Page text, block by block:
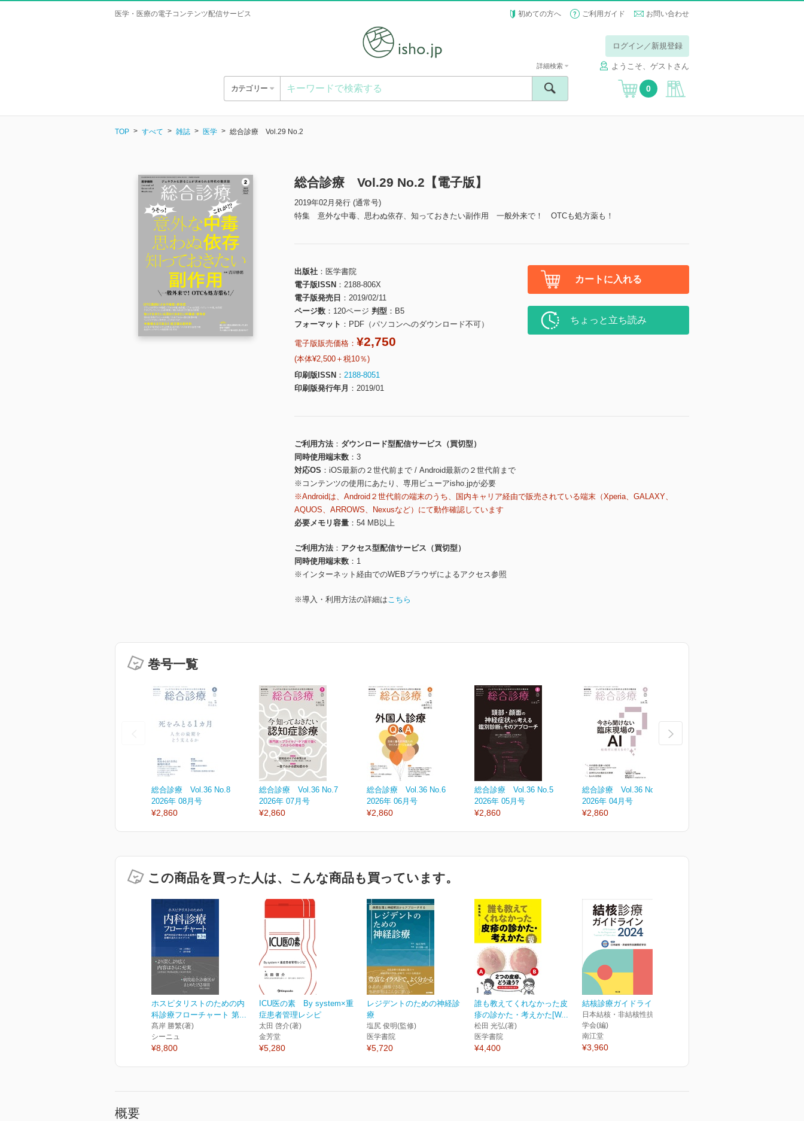
医学・医療の電子コンテンツ配信サービス 初めての方へ ご利用ガイド お問い合わせ
ログイン／新規登録
ようこそ、ゲストさん
カテゴリー
詳細検索
0
TOP すべて 雑誌 医学 総合診療 Vol.29 No.2
総合診療 Vol.29 No.2【電子版】
2019年02月発行 (通常号)
特集 意外な中毒、思わぬ依存、知っておきたい副作用 一般外来で！ OTCも処方薬も！
出版社
医学書院
電子版ISSN
2188-806X
電子版発売日
2019/02/11
ページ数
120ページ 判型
B5
フォーマット
PDF（パソコンへのダウンロード不可）
電子版販売価格： ¥2,750
(本体¥2,500＋税10％)
印刷版ISSN
2188-8051
印刷版発行年月
2019/01
カートに入れる
ちょっと立ち読み
ご利用方法
ダウンロード型配信サービス（買切型）
同時使用端末数
3
対応OS
iOS最新の２世代前まで / Android最新の２世代前まで
※コンテンツの使用にあたり、専用ビューアisho.jpが必要
※Androidは、Android２世代前の端末のうち、国内キャリア経由で販売されている端末（Xperia、GALAXY、
AQUOS、ARROWS、Nexusなど）にて動作確認しています
必要メモリ容量
54 MB以上
ご利用方法
アクセス型配信サービス（買切型）
同時使用端末数
1
※インターネット経由でのWEBブラウザによるアクセス参照
※導入・利用方法の詳細はこちら
巻号一覧
総合診療 Vol.36 No.8
2026年 08月号
¥2,860
総合診療 Vol.36 No.7
2026年 07月号
¥2,860
総合診療 Vol.36 No.6
2026年 06月号
¥2,860
総合診療 Vol.36 No.5
2026年 05月号
¥2,860
総合診療 Vol.36 No.4
2026年 04月号
¥2,860
この商品を買った人は、こんな商品も買っています。
ホスピタリストのための内
科診療フローチャート 第...
髙岸 勝繁(著)
シーニュ
¥8,800
ICU医の素 By system×重
症患者管理レシピ
太田 啓介(著)
金芳堂
¥5,280
レジデントのための神経診
療
塩尻 俊明(監修)
医学書院
¥5,720
誰も教えてくれなかった皮
疹の診かた・考えかた[W...
松田 光弘(著)
医学書院
¥4,400
結核診療ガイドライン2024
日本結核・非結核性抗酸菌症
学会(編)
南江堂
¥3,960
概要